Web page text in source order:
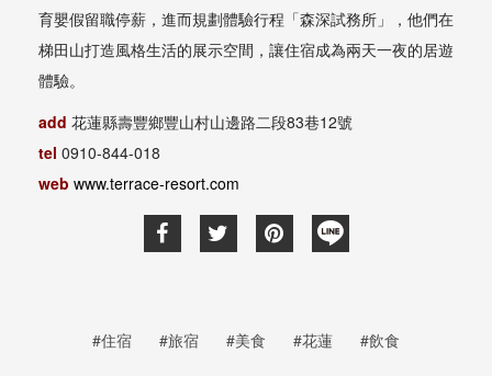
育嬰假留職停薪，進而規劃體驗行程「森深試務所」，他們在
梯田山打造風格生活的展示空間，讓住宿成為兩天一夜的居遊
體驗。
add 花蓮縣壽豐鄉豐山村山邊路二段83巷12號
tel 0910-844-018
web www.terrace-resort.com
#住宿 #旅宿 #美食 #花蓮 #飲食